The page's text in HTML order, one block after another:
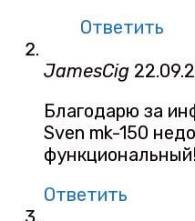
Ответить
JamesCig
Благодарю за
Sven mk-150
функциональный!
Ответить